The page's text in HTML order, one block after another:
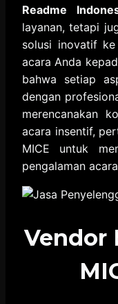
Readme
layanan, tetapi
solusi inovatif ke
acara Anda
bahwa setiap
dengan
merencanakan
acara insentif,
MICE untuk
pengalaman
Vendor